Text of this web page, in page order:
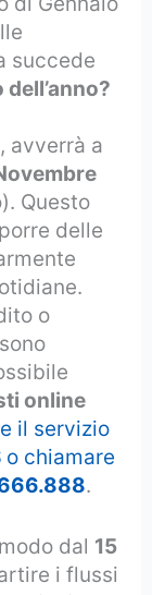
succede
dell’anno?
avverrà a
Questo
delle
o
online
il servizio
o chiamare
.
dal 15
i flussi